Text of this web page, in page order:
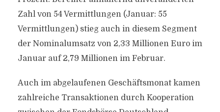
Zahl von 54 Vermittlungen (Januar: 55
Vermittlungen) stieg auch in diesem Segment
der Nominalumsatz von 2,33 Millionen Euro im
Januar auf 2,79 Millionen im Februar.
Auch im abgelaufenen Geschäftsmonat kamen
zahlreiche Transaktionen durch Kooperation